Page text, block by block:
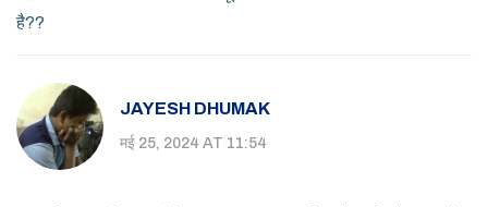
है??
JAYESH DHUMAK
मई 25, 2024 AT 11:54